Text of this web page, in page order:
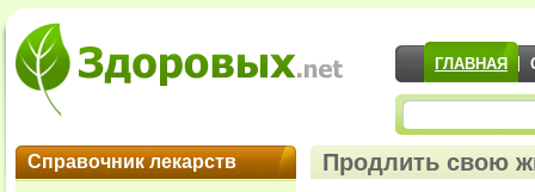
ГЛАВНАЯ
Справочник лекарств Продлить свою